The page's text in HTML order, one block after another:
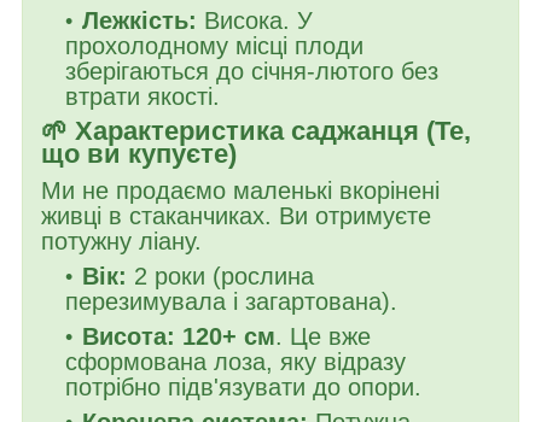
Лежкість: Висока. У
прохолодному місці плоди
зберігаються до січня-лютого без
втрати якості.
🌱 Характеристика саджанця (Те,
що ви купуєте)
Ми не продаємо маленькі вкорінені
живці в стаканчиках. Ви отримуєте
потужну ліану.
Вік: 2 роки (рослина
перезимувала і загартована).
Висота: 120+ см. Це вже
сформована лоза, яку відразу
потрібно підв'язувати до опори.